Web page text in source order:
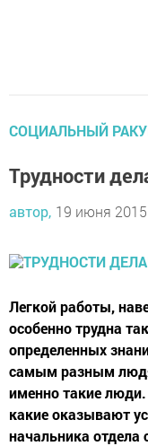
СОЦИАЛЬНЫЙ
Трудности
автор, 19 июня
Легкой работы,
особенно трудна
определенных
самым разным
именно такие
какие оказывают
начальника